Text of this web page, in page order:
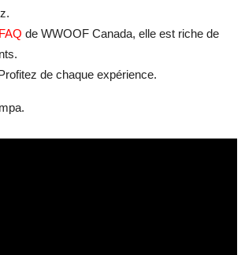
FAQ de WWOOF Canada, elle est riche de
de chaque expérience.